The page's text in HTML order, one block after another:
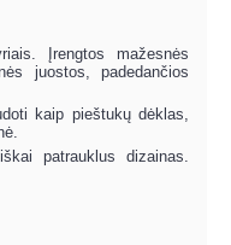
Įrengtos mažesnės
juostos, padedančios
kaip pieštukų dėklas,
patrauklus dizainas.